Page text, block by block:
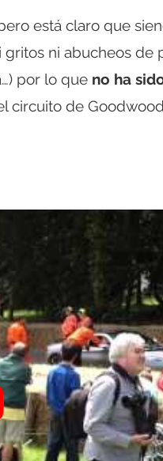
está claro que
gritos ni abucheos de
por lo que no ha
circuito de